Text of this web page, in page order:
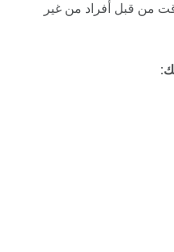
من 25 ٪ من الوقت من قبل أفراد من غير